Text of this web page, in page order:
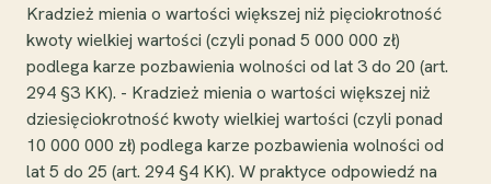
Kradzież mienia o wartości większej niż pięciokrotność
kwoty wielkiej wartości (czyli ponad 5 000 000 zł)
podlega karze pozbawienia wolności od lat 3 do 20 (art.
294 §3 KK). - Kradzież mienia o wartości większej niż
dziesięciokrotność kwoty wielkiej wartości (czyli ponad
10 000 000 zł) podlega karze pozbawienia wolności od
lat 5 do 25 (art. 294 §4 KK). W praktyce odpowiedź na